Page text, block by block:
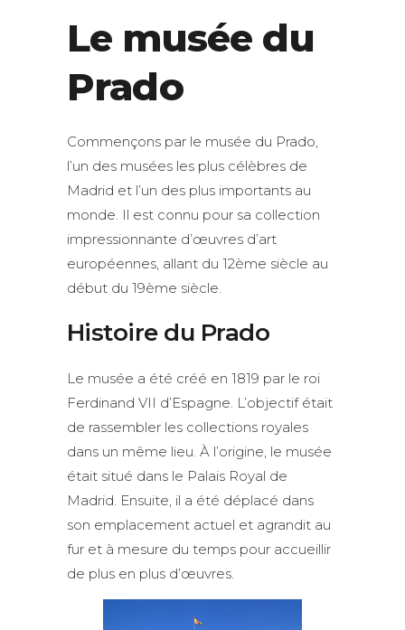
Le musée du
Prado
Commençons par le musée du Prado,
l’un des musées les plus célèbres de
Madrid et l’un des plus importants au
monde. Il est connu pour sa collection
impressionnante d’œuvres d’art
européennes, allant du 12ème siècle au
début du 19ème siècle.
Histoire du Prado
Le musée a été créé en 1819 par le roi
Ferdinand VII d’Espagne. L’objectif était
de rassembler les collections royales
dans un même lieu. À l’origine, le musée
était situé dans le Palais Royal de
Madrid. Ensuite, il a été déplacé dans
son emplacement actuel et agrandit au
fur et à mesure du temps pour accueillir
de plus en plus d’œuvres.